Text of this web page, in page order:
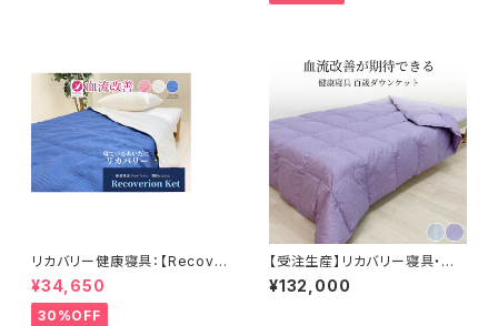
リカバリー健康寝具：【Recove
rion】リカバリオン・オールシー
ズンケット（薄掛け布団）＜プラ
ウシオン加工＞150×210cm
¥34,650
30%OFF
【受注生産】リカバリー寝具・百
歳 ダウンケット S/SD/D プラウ
シオン®加工
¥132,000